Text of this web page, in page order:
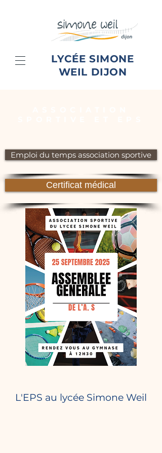
LYCÉE SIMONE
WEIL DIJON
Emploi du temps association sportive
Certificat médical
L'EPS au lycée Simone Weil